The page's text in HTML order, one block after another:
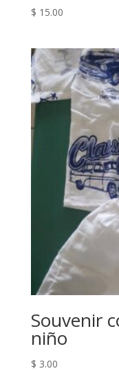
$ 15.00
Souvenir
niño
$ 3.00